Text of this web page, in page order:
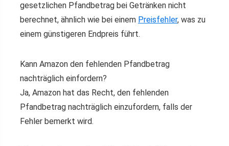
gesetzlichen Pfandbetrag bei Getränken nicht
berechnet, ähnlich wie bei einem Preisfehler, was zu
einem günstigeren Endpreis führt.
Kann Amazon den fehlenden Pfandbetrag
nachträglich einfordern?
Ja, Amazon hat das Recht, den fehlenden
Pfandbetrag nachträglich einzufordern, falls der
Fehler bemerkt wird.